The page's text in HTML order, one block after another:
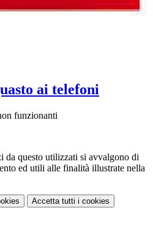
ai telefoni
funzionanti
da questo utilizzati si avvalgono di
ed utili alle finalità illustrate nella
Accetta tutti i cookies